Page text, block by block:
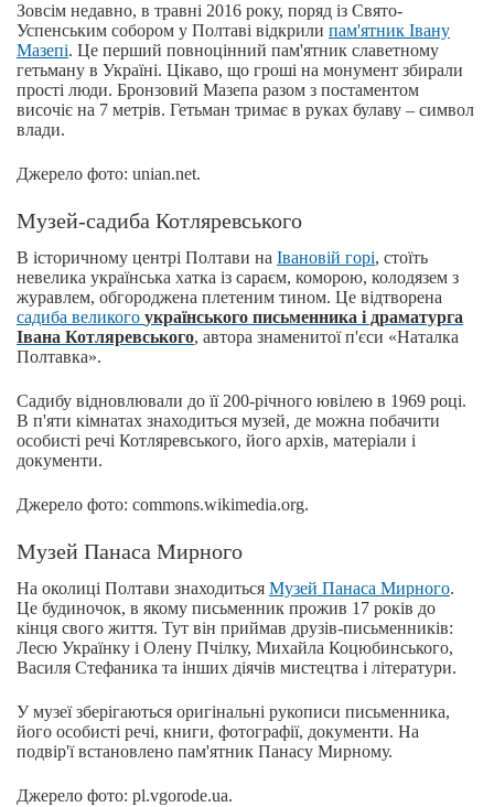
Зовсім недавно, в травні 2016 року, поряд із Свято-
Успенським собором у Полтаві відкрили пам'ятник Івану
Мазепі. Це перший повноцінний пам'ятник славетному
гетьману в Україні. Цікаво, що гроші на монумент збирали
прості люди. Бронзовий Мазепа разом з постаментом
височіє на 7 метрів. Гетьман тримає в руках булаву – символ
влади.
Джерело фото: unian.net.
Музей-садиба Котляревського
В історичному центрі Полтави на Івановій горі, стоїть
невелика українська хатка із сараєм, коморою, колодязем з
журавлем, обгороджена плетеним тином. Це відтворена
садиба великого українського письменника і драматурга
Івана Котляревського, автора знаменитої п'єси «Наталка
Полтавка».
Садибу відновлювали до її 200-річного ювілею в 1969 році.
В п'яти кімнатах знаходиться музей, де можна побачити
особисті речі Котляревського, його архів, матеріали і
документи.
Джерело фото: commons.wikimedia.org.
Музей Панаса Мирного
На околиці Полтави знаходиться Музей Панаса Мирного.
Це будиночок, в якому письменник прожив 17 років до
кінця свого життя. Тут він приймав друзів-письменників:
Лесю Українку і Олену Пчілку, Михайла Коцюбинського,
Василя Стефаника та інших діячів мистецтва і літератури.
У музеї зберігаються оригінальні рукописи письменника,
його особисті речі, книги, фотографії, документи. На
подвір'ї встановлено пам'ятник Панасу Мирному.
Джерело фото: pl.vgorode.ua.